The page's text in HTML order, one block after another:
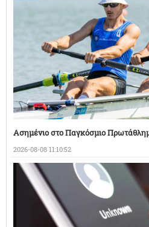
Ασημένιο στο Παγκόσμιο
2026-08-08 11:10:52